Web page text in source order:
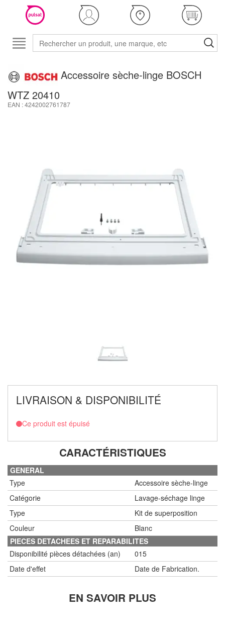
Accessoire sèche-linge BOSCH
WTZ 20410
EAN : 4242002761787
LIVRAISON & DISPONIBILITÉ
Ce produit est épuisé
CARACTÉRISTIQUES
GENERAL
Type
Accessoire sèche-linge
Catégorie
Lavage-séchage linge
Type
Kit de superposition
Couleur
Blanc
PIECES DETACHEES ET REPARABILITES
Disponibilité pièces détachées (an)
015
Date d'effet
Date de Fabrication.
EN SAVOIR PLUS